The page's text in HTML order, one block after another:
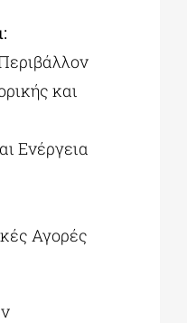
και
Ενέργεια
Αγορές